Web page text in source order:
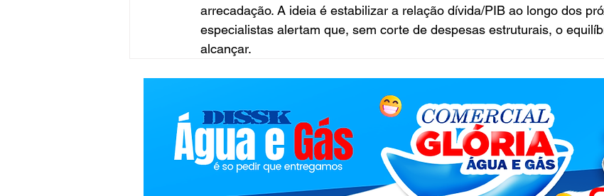
arrecadação. A ideia é estabilizar a relação dívida/PIB ao longo dos
especialistas alertam que, sem corte de despesas estruturais, o
alcançar.